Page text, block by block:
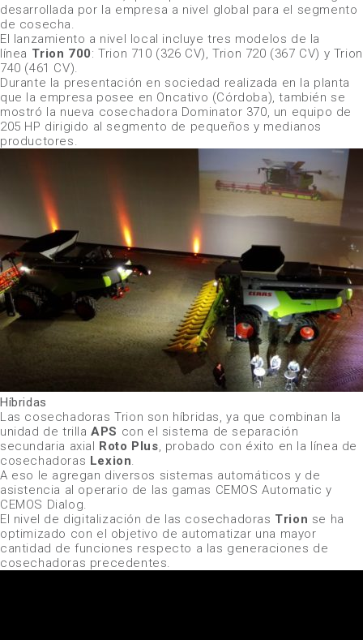
desarrollada por la empresa a nivel global para el segmento
de cosecha.
El lanzamiento a nivel local incluye tres modelos de la
línea Trion 700:Trion 710 (326 CV),Trion 720 (367 CV) y Trion
740 (461 CV).
Durante la presentación en sociedad realizada en la planta
que la empresa posee en Oncativo (Córdoba), también se
mostró la nueva cosechadora Dominator 370, un equipo de
205 HP dirigido al segmento de pequeños y medianos
productores.
Híbridas
Las cosechadoras Trion son híbridas, ya que combinan la
unidad de trillaAPS con el sistema de separación
secundaria axial Roto Plus, probado con éxito en la línea de
cosechadoras Lexion.
A eso le agregan diversos sistemas automáticos y de
asistencia al operario de las gamas CEMOS Automatic y
CEMOS Dialog.
El nivel de digitalización de las cosechadoras Trion se ha
optimizado con el objetivo de automatizar una mayor
cantidad de funciones respecto a las generaciones de
cosechadoras precedentes.